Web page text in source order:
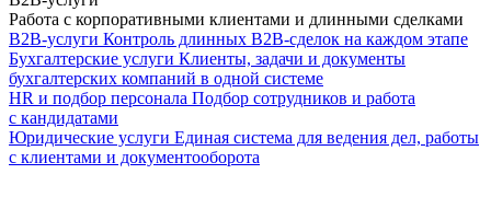
Работа с корпоративными клиентами и длинными сделками
B2B-услуги Контроль длинных B2B-сделок на каждом этапе
Бухгалтерские услуги Клиенты, задачи и документы
бухгалтерских компаний в одной системе
HR и подбор персонала Подбор сотрудников и работа
с кандидатами
Юридические услуги Единая система для ведения дел, работы
с клиентами и документооборота